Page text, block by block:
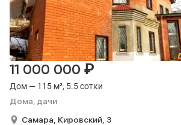
Дом — 115 м², 5.5 сотки
Дома, дачи
11 000 000 ₽
Самара, Кировский, 3